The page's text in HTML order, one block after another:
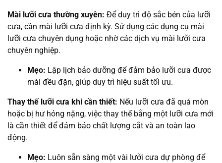
Mài lưỡi cưa thường xuyên: Để duy trì độ sắc bén của lưỡi
cưa, cần mài lưỡi cưa định kỳ. Sử dụng các dụng cụ mài
lưỡi cưa chuyên dụng hoặc nhờ các dịch vụ mài lưỡi cưa
chuyên nghiệp.
Mẹo: Lập lịch bảo dưỡng để đảm bảo lưỡi cưa được
mài đều đặn, giúp duy trì hiệu suất tối ưu.
Thay thế lưỡi cưa khi cần thiết: Nếu lưỡi cưa đã quá mòn
hoặc bị hư hỏng nặng, việc thay thế bằng một lưỡi cưa mới
là cần thiết để đảm bảo chất lượng cắt và an toàn lao
động.
Mẹo: Luôn sẵn sàng một vài lưỡi cưa dự phòng để